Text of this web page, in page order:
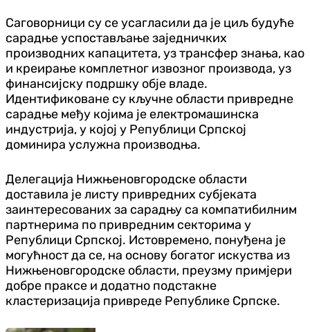
Саговорници су се усагласили да је циљ будуће
сарадње успостављање заједничких
производних капацитета, уз трансфер знања, као
и креирање комплетног извозног производа, уз
финансијску подршку обје владе.
Идентификоване су кључне области привредне
сарадње међу којима је електромашинска
индустрија, у којој у Републици Српској
доминира услужна производња.
Делегација Нижњеновгородске области
доставила је листу привредних субјеката
заинтересованих за сарадњу са компатибилним
партнерима по привредним секторима у
Републици Српској. Истовремено, понуђена је
могућност да се, на основу богатог искуства из
Нижњеновгородске области, преузму примјери
добре праксе и додатно подстакне
кластеризација привреде Републике Српске.